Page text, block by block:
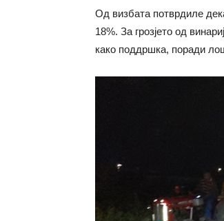
Од визбата потврдиле
18%. За грозјето од
како поддршка, поради